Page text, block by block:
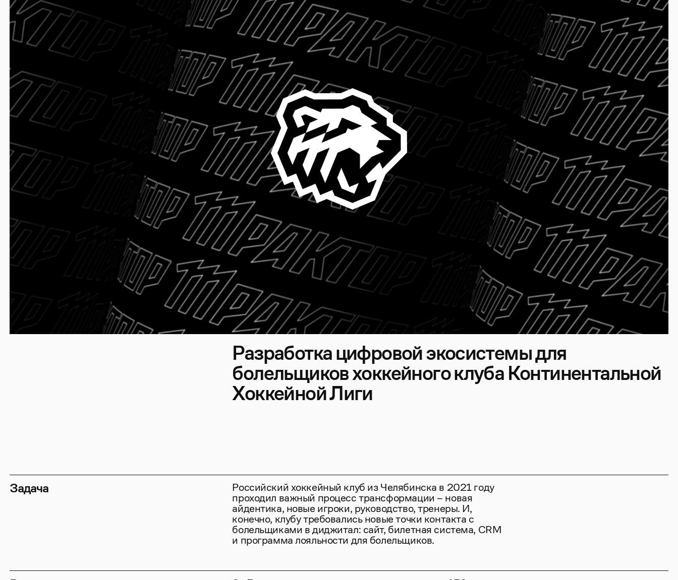
Разработка цифровой экосистемы для
болельщиков хоккейного клуба Континентальной
Хоккейной Лиги
Задача Российский хоккейный клуб из Челябинска в 2021 году
проходил важный процесс трансформации – новая
айдентика, новые игроки, руководство, тренеры. И,
конечно, клубу требовались новые точки контакта с
болельщиками в диджитал: сайт, билетная система, CRM
и программа лояльности для болельщиков.